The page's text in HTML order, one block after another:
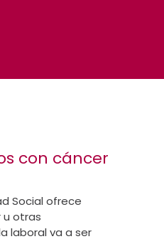
con cáncer
Social ofrece
u otras
laboral va a ser